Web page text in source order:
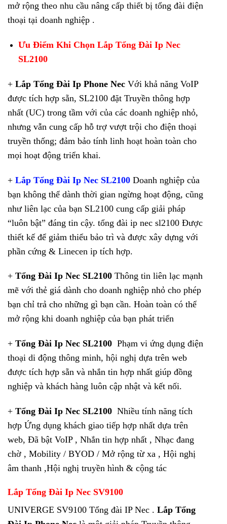
mở rộng theo nhu cầu nâng cấp thiết bị tổng đài điện
thoại tại doanh nghiệp .
Ưu Điểm Khi Chọn Lắp Tổng Đài Ip Nec
SL2100
+ Lắp Tổng Đài Ip Phone Nec Với khả năng VoIP
được tích hợp sẵn, SL2100 đặt Truyền thông hợp
nhất (UC) trong tầm với của các doanh nghiệp nhỏ,
nhưng vẫn cung cấp hỗ trợ vượt trội cho điện thoại
truyền thống; đảm bảo tính linh hoạt hoàn toàn cho
mọi hoạt động triển khai.
+ Lắp Tổng Đài Ip Nec SL2100 Doanh nghiệp của
bạn không thể dành thời gian ngừng hoạt động, cũng
như liên lạc của bạn SL2100 cung cấp giải pháp
“luôn bật” đáng tin cậy. tổng đài ip nec sl2100 Được
thiết kế để giảm thiểu bảo trì và được xây dựng với
phần cứng & Linecen ip tích hợp.
+ Tổng Đài Ip Nec SL2100 Thông tin liên lạc mạnh
mẽ với thẻ giá dành cho doanh nghiệp nhỏ cho phép
bạn chỉ trả cho những gì bạn cần. Hoàn toàn có thể
mở rộng khi doanh nghiệp của bạn phát triển
+ Tổng Đài Ip Nec SL2100 Phạm vi ứng dụng điện
thoại di động thông minh, hội nghị dựa trên web
được tích hợp sẵn và nhắn tin hợp nhất giúp đồng
nghiệp và khách hàng luôn cập nhật và kết nối.
+ Tổng Đài Ip Nec SL2100 Nhiều tính năng tích
hợp Ứng dụng khách giao tiếp hợp nhất dựa trên
web, Đã bật VoIP , Nhắn tin hợp nhất , Nhạc đang
chờ , Mobility / BYOD / Mở rộng từ xa , Hội nghị
âm thanh ,Hội nghị truyền hình & cộng tác
Lắp Tổng Đài Ip Nec SV9100
UNIVERGE SV9100 Tổng đài IP Nec . Lắp Tổng